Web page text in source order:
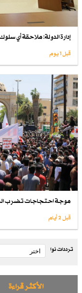
إدارة الدولة: ملاحقة أي
قبل 1 یوم
موجة احتجاجات تضرب
قبل 2 أيام
ترددات نوا
الأكثر قراءة